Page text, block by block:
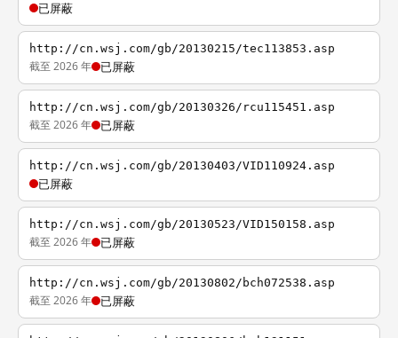
已屏蔽
http://cn.wsj.com/gb/20130215/tec113853.asp
截至 2026 年 已屏蔽
http://cn.wsj.com/gb/20130326/rcu115451.asp
截至 2026 年 已屏蔽
http://cn.wsj.com/gb/20130403/VID110924.asp
已屏蔽
http://cn.wsj.com/gb/20130523/VID150158.asp
截至 2026 年 已屏蔽
http://cn.wsj.com/gb/20130802/bch072538.asp
截至 2026 年 已屏蔽